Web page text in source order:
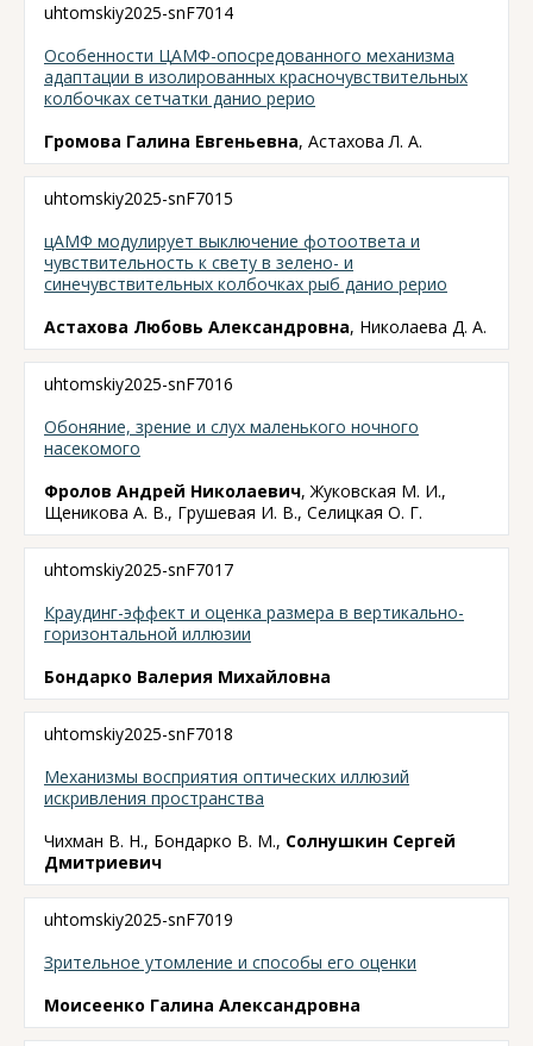
uhtomskiy2025-snF7014
Особенности ЦАМФ-опосредованного механизма
адаптации в изолированных красночувствительных
колбочках сетчатки данио рерио
Громова Галина Евгеньевна, Астахова Л. А.
uhtomskiy2025-snF7015
цАМФ модулирует выключение фотоответа и
чувствительность к свету в зелено- и
синечувствительных колбочках рыб данио рерио
Астахова Любовь Александровна, Николаева Д. А.
uhtomskiy2025-snF7016
Обоняние, зрение и слух маленького ночного
насекомого
Фролов Андрей Николаевич, Жуковская М. И.,
Щеникова А. В., Грушевая И. В., Селицкая О. Г.
uhtomskiy2025-snF7017
Краудинг-эффект и оценка размера в вертикально-
горизонтальной иллюзии
Бондарко Валерия Михайловна
uhtomskiy2025-snF7018
Механизмы восприятия оптических иллюзий
искривления пространства
Чихман В. Н., Бондарко В. М., Солнушкин Сергей
Дмитриевич
uhtomskiy2025-snF7019
Зрительное утомление и способы его оценки
Моисеенко Галина Александровна